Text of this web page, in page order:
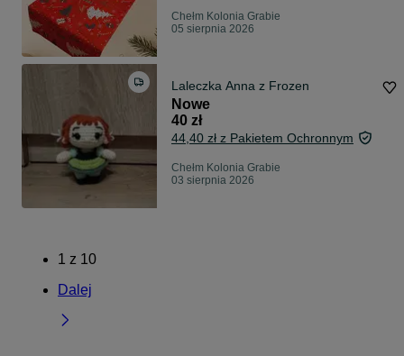
Chełm Kolonia Grabie
05 sierpnia 2026
Laleczka Anna z Frozen
Nowe
40 zł
44,40 zł z Pakietem Ochronnym
Chełm Kolonia Grabie
03 sierpnia 2026
1 z 10
Dalej